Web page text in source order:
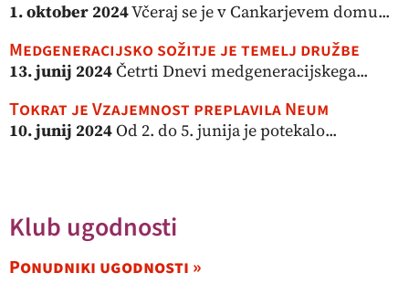
1. oktober 2024Včeraj se je v Cankarjevem domu...
Medgeneracijsko sožitje je temelj družbe
13. junij 2024Četrti Dnevi medgeneracijskega...
Tokrat je Vzajemnost preplavila Neum
10. junij 2024Od 2. do 5. junija je potekalo...
Klub ugodnosti
Ponudniki ugodnosti »